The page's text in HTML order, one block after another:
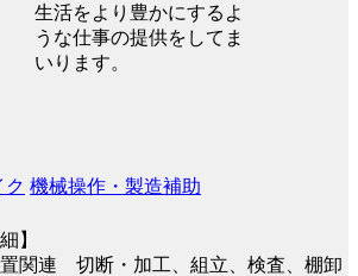
生活をより豊かにするよ
うな仕事の提供をしてま
いります。
ク 機械操作・製造補助
】
関連 切断・加工、組立、検査、棚卸